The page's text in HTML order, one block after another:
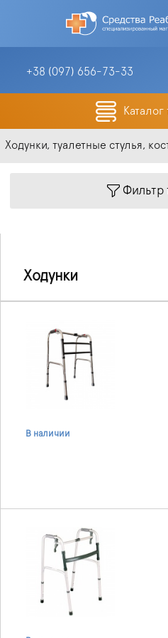
+38 (097) 656-73-33
Каталог
Ходунки, туалетные стулья,
Фильтр
Ходунки
В наличии